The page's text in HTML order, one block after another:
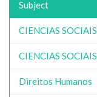
Subject
CIENCIAS
CIENCIAS
Direitos Humanos